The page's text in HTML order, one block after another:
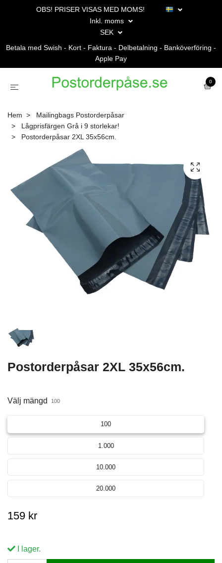
OBS! PRISER VISAS MED MOMS!
Inkl. moms
SEK
Betala med Swish - Kort - Faktura - Delbetalning - Banköverföring -
Apple Pay
0
Hem
Mailingbags Postorderpåsar
Lågprisfärgen Grå i 9 storlekar!
Postorderpåsar 2XL 35x56cm.
Postorderpåsar 2XL 35x56cm.
Välj mängd 100
100
1.000
10.000
20.000
159 kr
I lager.